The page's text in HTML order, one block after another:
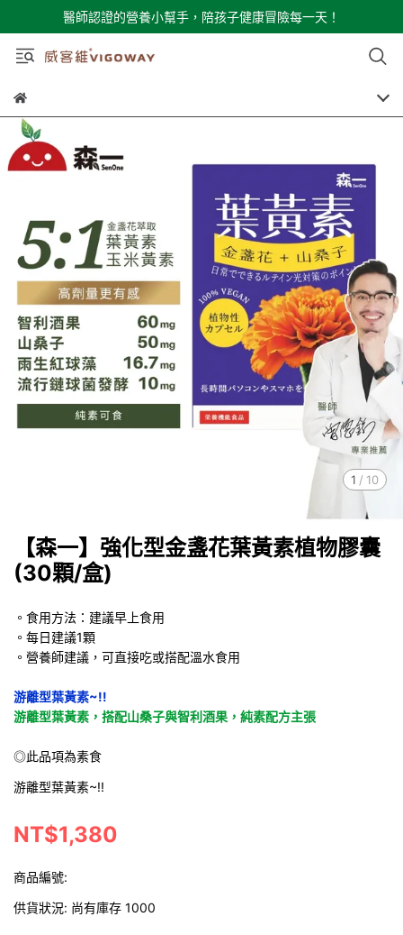
醫師認證的營養小幫手，陪孩子健康冒險每一天！
1 / 10
【森一】強化型金盞花葉黃素植物膠囊
(30顆/盒)
。食用方法：建議早上食用
。每日建議1顆
。營養師建議，可直接吃或搭配溫水食用
游離型葉黃素~!!
游離型葉黃素，搭配山桑子與智利酒果，純素配方主張
◎此品項為素食
游離型葉黃素~!!
NT$1,380
商品編號:
供貨狀況: 尚有庫存 1000